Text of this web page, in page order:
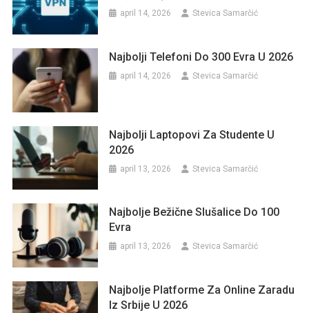
april 14, 2026 Stevica Samarčić
Najbolji Telefoni Do 300 Evra U 2026
april 14, 2026 Stevica Samarčić
Najbolji Laptopovi Za Studente U
2026
april 13, 2026 Stevica Samarčić
Najbolje Bežične Slušalice Do 100
Evra
april 13, 2026 Stevica Samarčić
Najbolje Platforme Za Online Zaradu
Iz Srbije U 2026